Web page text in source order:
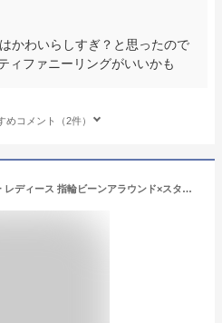
かわいらしすぎ？と思ったので
ィファニーリングがいいかも
めコメント（2件）
Tiffany&Co. ティファニー レディース 指輪ビーンアラウンド×スターリングシルバーアクセサリービーン デザインコンティニュアスリング7号 8号 9号 10号 11号 13号 14号 16号エルサペレッティ 豆が連なったデザイン 万物の起源を象徴BEANCONTINUOUSRING